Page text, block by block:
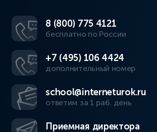
8 (800) 775 4121
бесплатно по России
+7 (495) 106 4424
дополнительный номер
school@interneturok.ru
ответим за 1 раб. день
Приемная директора